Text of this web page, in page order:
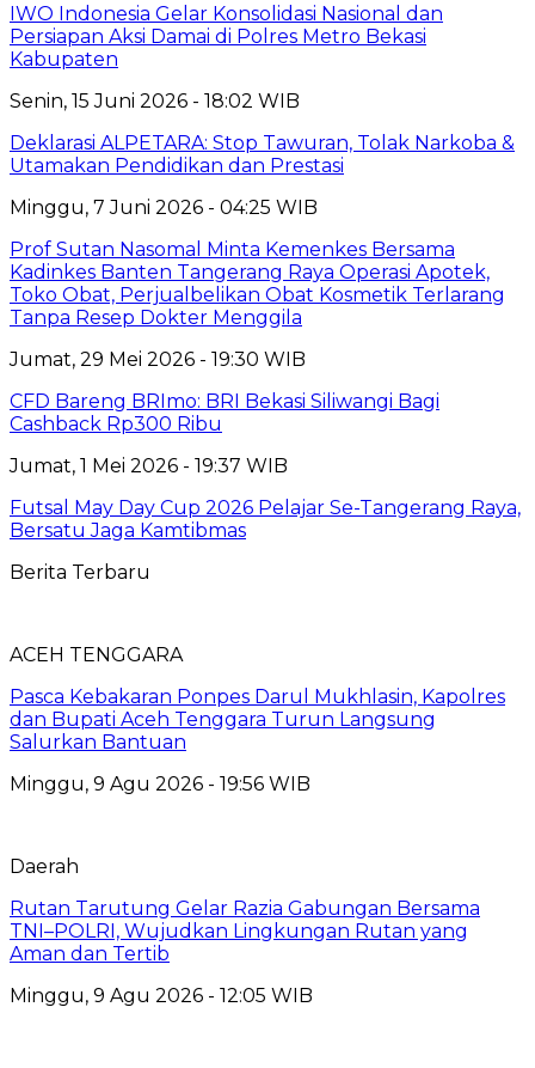
IWO Indonesia Gelar Konsolidasi Nasional dan
Persiapan Aksi Damai di Polres Metro Bekasi
Kabupaten
Senin, 15 Juni 2026 - 18:02 WIB
Deklarasi ALPETARA: Stop Tawuran, Tolak Narkoba &
Utamakan Pendidikan dan Prestasi
Minggu, 7 Juni 2026 - 04:25 WIB
Prof Sutan Nasomal Minta Kemenkes Bersama
Kadinkes Banten Tangerang Raya Operasi Apotek,
Toko Obat, Perjualbelikan Obat Kosmetik Terlarang
Tanpa Resep Dokter Menggila
Jumat, 29 Mei 2026 - 19:30 WIB
CFD Bareng BRImo: BRI Bekasi Siliwangi Bagi
Cashback Rp300 Ribu
Jumat, 1 Mei 2026 - 19:37 WIB
Futsal May Day Cup 2026 Pelajar Se-Tangerang Raya,
Bersatu Jaga Kamtibmas
Berita Terbaru
ACEH TENGGARA
Pasca Kebakaran Ponpes Darul Mukhlasin, Kapolres
dan Bupati Aceh Tenggara Turun Langsung
Salurkan Bantuan
Minggu, 9 Agu 2026 - 19:56 WIB
Daerah
Rutan Tarutung Gelar Razia Gabungan Bersama
TNI–POLRI, Wujudkan Lingkungan Rutan yang
Aman dan Tertib
Minggu, 9 Agu 2026 - 12:05 WIB